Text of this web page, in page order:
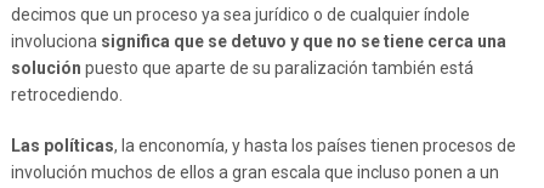
decimos que un proceso ya sea jurídico o de cualquier índole
involuciona significa que se detuvo y que no se tiene cerca una
solución puesto que aparte de su paralización también está
retrocediendo.
Las políticas, la enconomía, y hasta los países tienen procesos de
involución muchos de ellos a gran escala que incluso ponen a un